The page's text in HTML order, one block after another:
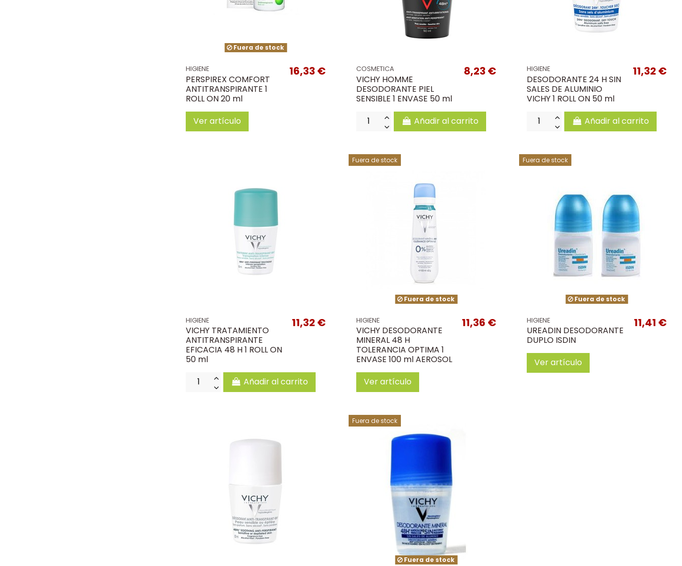
Fuera de stock
HIGIENE
PERSPIREX COMFORT
ANTITRANSPIRANTE 1
ROLL ON 20 ml
16,33 €
Ver artículo
COSMETICA
VICHY HOMME
DESODORANTE PIEL
SENSIBLE 1 ENVASE 50 ml
8,23 €
Añadir al carrito
HIGIENE
DESODORANTE 24 H SIN
SALES DE ALUMINIO
VICHY 1 ROLL ON 50 ml
11,32 €
Añadir al carrito
HIGIENE
VICHY TRATAMIENTO
ANTITRANSPIRANTE
EFICACIA 48 H 1 ROLL ON
50 ml
11,32 €
Añadir al carrito
Fuera de stock
Fuera de stock
HIGIENE
VICHY DESODORANTE
MINERAL 48 H
TOLERANCIA OPTIMA 1
ENVASE 100 ml AEROSOL
11,36 €
Ver artículo
Fuera de stock
Fuera de stock
HIGIENE
UREADIN DESODORANTE
DUPLO ISDIN
11,41 €
Ver artículo
Fuera de stock
Fuera de stock